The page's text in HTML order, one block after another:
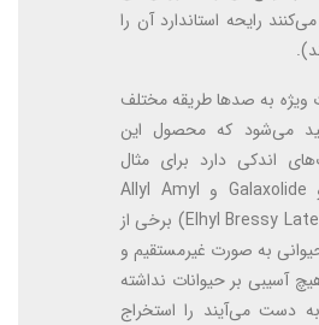
رایحه استاندارد آن را
به صدها طریقه مختلف
می‌شود که محصول این
اندکی دارد برای مثال
(Habanolid و Galaxolide و Allyl Amyl
Glyco Lete و Elhyl Bressy Late) برخی از
به صورت غیرمستقیم و
آسیبی بر حیوانات نداشته
دست می‌آیند را استخراج